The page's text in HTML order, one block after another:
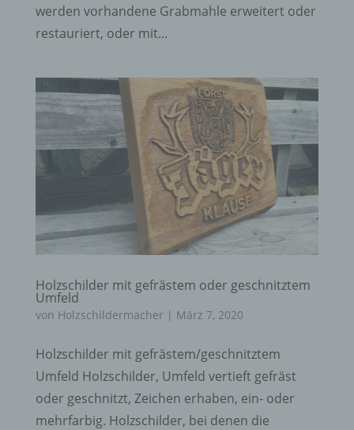
werden vorhandene Grabmahle erweitert oder
restauriert, oder mit...
Holzschilder mit gefrästem oder geschnitztem
Umfeld
von Holzschildermacher | März 7, 2020
Holzschilder mit gefrästem/geschnitztem
Umfeld Holzschilder, Umfeld vertieft gefräst
oder geschnitzt, Zeichen erhaben, ein- oder
mehrfarbig. Holzschilder, bei denen die